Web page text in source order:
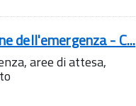
dell'emergenza - C...
aree di attesa,